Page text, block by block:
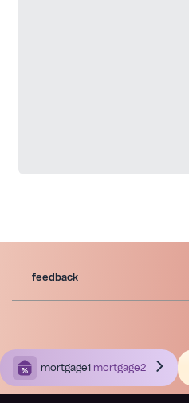
feedback
mortgage1 mortgage2